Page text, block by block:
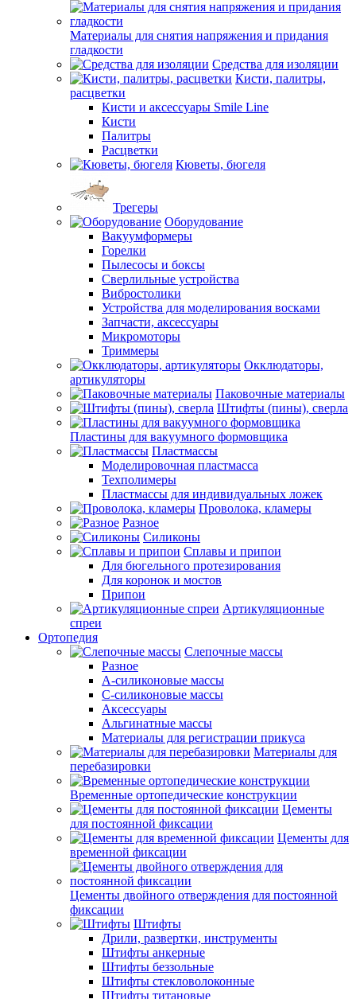
Материалы для снятия напряжения и придания
гладкости
Средства для изоляции
Кисти, палитры,
расцветки
Кисти и аксессуары Smile Line
Кисти
Палитры
Расцветки
Кюветы, бюгеля
Трегеры
Оборудование
Вакуумформеры
Горелки
Пылесосы и боксы
Сверлильные устройства
Вибростолики
Устройства для моделирования восками
Запчасти, аксессуары
Микромоторы
Триммеры
Окклюдаторы,
артикуляторы
Паковочные материалы
Штифты (пины), сверла
Пластины для вакуумного формовщика
Пластмассы
Моделировочная пластмасса
Техполимеры
Пластмассы для индивидуальных ложек
Проволока, кламеры
Разное
Силиконы
Сплавы и припои
Для бюгельного протезирования
Для коронок и мостов
Припои
Артикуляционные
спреи
Ортопедия
Слепочные массы
Разное
А-силиконовые массы
С-силиконовые массы
Аксессуары
Альгинатные массы
Материалы для регистрации прикуса
Материалы для
перебазировки
Временные ортопедические конструкции
Цементы
для постоянной фиксации
Цементы для
временной фиксации
Цементы двойного отверждения для постоянной
фиксации
Штифты
Дрили, развертки, инструменты
Штифты анкерные
Штифты беззольные
Штифты стекловолоконные
Штифты титановые